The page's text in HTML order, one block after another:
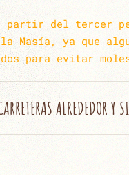
partir del tercer
ya que
para evitar
ALREDEDOR